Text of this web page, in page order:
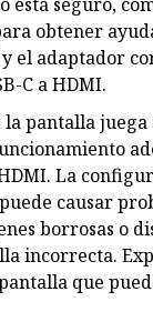
obtener
el adaptador
C a HDMI.
pantalla
La
causar
borrosas o
incorrecta.
que